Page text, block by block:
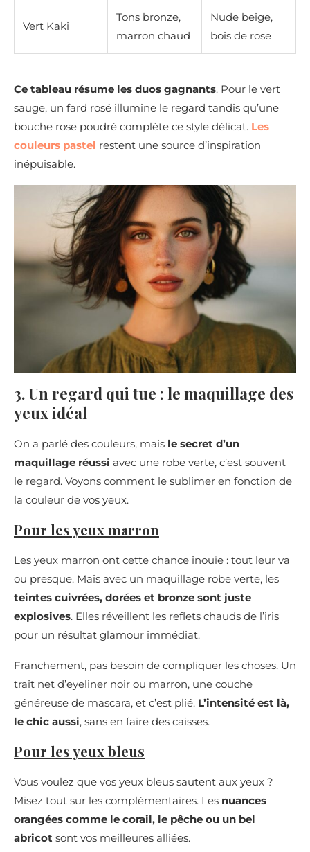
Vert Kaki
Tons bronze,
marron chaud
Nude beige,
bois de rose
Ce tableau résume les duos gagnants. Pour le vert
sauge, un fard rosé illumine le regard tandis qu’une
bouche rose poudré complète ce style délicat. Les
couleurs pastel restent une source d’inspiration
inépuisable.
3. Un regard qui tue : le maquillage des
yeux idéal
On a parlé des couleurs, mais le secret d’un
maquillage réussi avec une robe verte, c’est souvent
le regard. Voyons comment le sublimer en fonction de
la couleur de vos yeux.
Pour les yeux marron
Les yeux marron ont cette chance inouïe : tout leur va
ou presque. Mais avec un maquillage robe verte, les
teintes cuivrées, dorées et bronze sont juste
explosives. Elles réveillent les reflets chauds de l’iris
pour un résultat glamour immédiat.
Franchement, pas besoin de compliquer les choses. Un
trait net d’eyeliner noir ou marron, une couche
généreuse de mascara, et c’est plié. L’intensité est là,
le chic aussi, sans en faire des caisses.
Pour les yeux bleus
Vous voulez que vos yeux bleus sautent aux yeux ?
Misez tout sur les complémentaires. Les nuances
orangées comme le corail, le pêche ou un bel
abricot sont vos meilleures alliées.